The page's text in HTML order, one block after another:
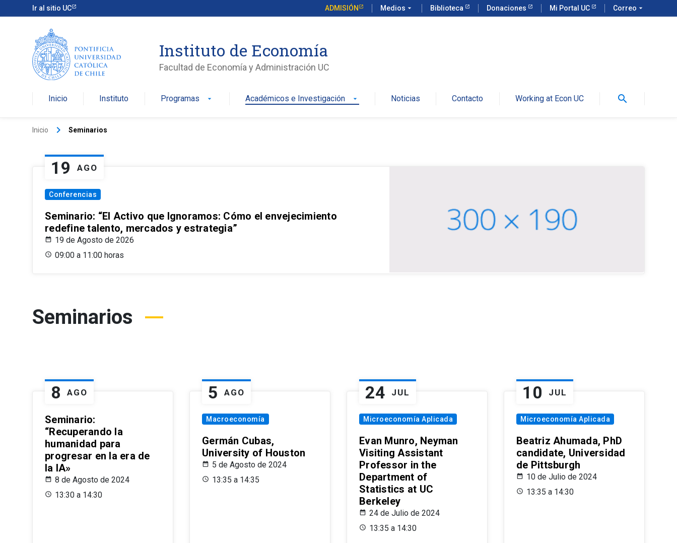
Ir al sitio UC ADMISIÓN Medios arrow_drop_down Biblioteca Donaciones Mi Portal UC Correo arrow_drop_down
Instituto de Economía
Facultad de Economía y Administración UC
Inicio Instituto Programas arrow_drop_down Académicos e Investigación arrow_drop_down Noticias Contacto Working at Econ UC search
Inicio keyboard_arrow_right Seminarios
19 AGO
Conferencias
Seminario: “El Activo que Ignoramos: Cómo el envejecimiento
redefine talento, mercados y estrategia”
19 de Agosto de 2026
09:00 a 11:00 horas
Seminarios
8 AGO
Seminario:
“Recuperando la
humanidad para
progresar en la era de
la IA»
8 de Agosto de 2024
13:30 a 14:30
5 AGO
Macroeconomía
Germán Cubas,
University of Houston
5 de Agosto de 2024
13:35 a 14:35
24 JUL
Microeconomía Aplicada
Evan Munro, Neyman
Visiting Assistant
Professor in the
Department of
Statistics at UC
Berkeley
24 de Julio de 2024
13:35 a 14:30
10 JUL
Microeconomía Aplicada
Beatriz Ahumada, PhD
candidate, Universidad
de Pittsburgh
10 de Julio de 2024
13:35 a 14:30